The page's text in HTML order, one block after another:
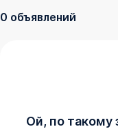
0 объявлений
Ой, по такому